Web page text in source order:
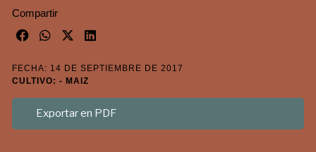
Compartir
FECHA: 14 DE SEPTIEMBRE DE 2017
CULTIVO: - MAIZ
Exportar en PDF